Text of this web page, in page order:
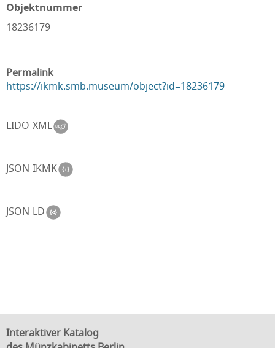
Objektnummer
18236179
Permalink
https://ikmk.smb.museum/object?id=18236179
LIDO-XML
JSON-IKMK
JSON-LD
Interaktiver Katalog